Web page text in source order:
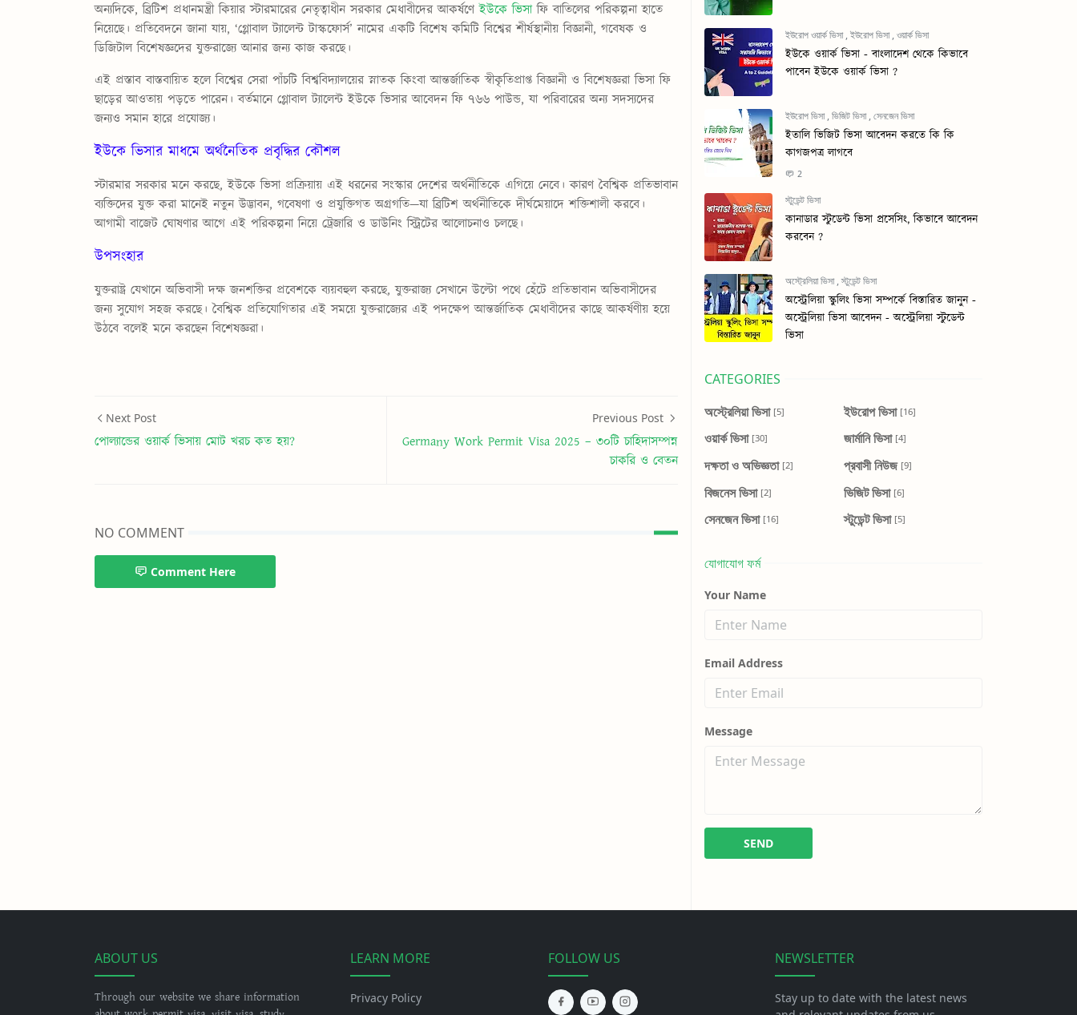
অন্যদিকে, ব্রিটিশ প্রধানমন্ত্রী কিয়ার স্টারমারের নেতৃত্বাধীন সরকার মেধাবীদের আকর্ষণেইউকে ভিসাফি বাতিলের পরিকল্পনা হাতে
নিয়েছে। প্রতিবেদনে জানা যায়, ‘গ্লোবাল ট্যালেন্ট টাস্কফোর্স’ নামের একটি বিশেষ কমিটি বিশ্বের শীর্ষস্থানীয় বিজ্ঞানী, গবেষক ও
ডিজিটাল বিশেষজ্ঞদের যুক্তরাজ্যে আনার জন্য কাজ করছে।
এই প্রস্তাব বাস্তবায়িত হলে বিশ্বের সেরা পাঁচটি বিশ্ববিদ্যালয়ের স্নাতক কিংবা আন্তর্জাতিক স্বীকৃতিপ্রাপ্ত বিজ্ঞানী ও বিশেষজ্ঞরা ভিসা ফি
ছাড়ের আওতায় পড়তে পারেন। বর্তমানে গ্লোবাল ট্যালেন্ট ইউকে ভিসার আবেদন ফি ৭৬৬ পাউন্ড, যা পরিবারের অন্য সদস্যদের
জন্যও সমান হারে প্রযোজ্য।
ইউকে ভিসার মাধমে অর্থনৈতিক প্রবৃদ্ধির কৌশল
স্টারমার সরকার মনে করছে, ইউকে ভিসা প্রক্রিয়ায় এই ধরনের সংস্কার দেশের অর্থনীতিকে এগিয়ে নেবে। কারণ বৈশ্বিক প্রতিভাবান
ব্যক্তিদের যুক্ত করা মানেই নতুন উদ্ভাবন, গবেষণা ও প্রযুক্তিগত অগ্রগতি—যা ব্রিটিশ অর্থনীতিকে দীর্ঘমেয়াদে শক্তিশালী করবে।
আগামী বাজেট ঘোষণার আগে এই পরিকল্পনা নিয়ে ট্রেজারি ও ডাউনিং স্ট্রিটের আলোচনাও চলছে।
উপসংহার
যুক্তরাষ্ট্র যেখানে অভিবাসী দক্ষ জনশক্তির প্রবেশকে ব্যয়বহুল করছে, যুক্তরাজ্য সেখানে উল্টো পথে হেঁটে প্রতিভাবান অভিবাসীদের
জন্য সুযোগ সহজ করছে। বৈশ্বিক প্রতিযোগিতার এই সময়ে যুক্তরাজ্যের এই পদক্ষেপ আন্তর্জাতিক মেধাবীদের কাছে আকর্ষণীয় হয়ে
উঠবে বলেই মনে করছেন বিশেষজ্ঞরা।
Next Post
পোল্যান্ডের ওয়ার্ক ভিসায় মোট খরচ কত হয়?
Previous Post
Germany Work Permit Visa 2025 – ৩০টি চাহিদাসম্পন্ন
চাকরি ও বেতন
NO COMMENT
Comment Here
ইউরোপ ওয়ার্ক ভিসা,ইউরোপ ভিসা,ওয়ার্ক ভিসা
ইউকে ওয়ার্ক ভিসা - বাংলাদেশ থেকে কিভাবে
পাবেন ইউকে ওয়ার্ক ভিসা ?
ইউরোপ ভিসা,ভিজিট ভিসা,সেনজেন ভিসা
ইতালি ভিজিট ভিসা আবেদন করতে কি কি
কাগজপত্র লাগবে
2
স্টুডেন্ট ভিসা
কানাডার স্টুডেন্ট ভিসা প্রসেসিং, কিভাবে আবেদন
করবেন ?
অস্ট্রেলিয়া ভিসা,স্টুডেন্ট ভিসা
অস্ট্রেলিয়া স্কুলিং ভিসা সম্পর্কে বিস্তারিত জানুন -
অস্ট্রেলিয়া ভিসা আবেদন - অস্ট্রেলিয়া স্টুডেন্ট
ভিসা
CATEGORIES
অস্ট্রেলিয়া ভিসা [5] ইউরোপ ভিসা [16]
ওয়ার্ক ভিসা [30] জার্মানি ভিসা [4]
দক্ষতা ও অভিজ্ঞতা [2] প্রবাসী নিউজ [9]
বিজনেস ভিসা [2] ভিজিট ভিসা [6]
সেনজেন ভিসা [16] স্টুডেন্ট ভিসা [5]
যোগাযোগ ফর্ম
Your Name
Email Address
Message
SEND
ABOUT US
Through our website we share information
LEARN MORE
Privacy Policy
FOLLOW US NEWSLETTER
Stay up to date with the latest news